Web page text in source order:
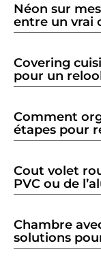
Néon sur
entre un vrai
Covering
pour un
Comment
étapes pour
Cout volet
PVC ou de
Chambre
solutions